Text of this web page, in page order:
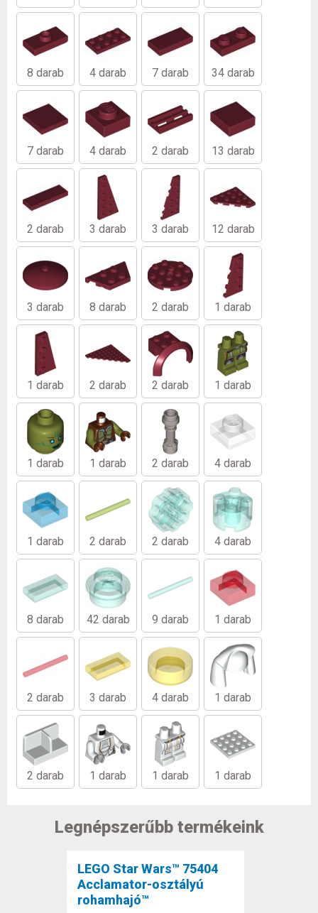
8 darab 4 darab 7 darab 34 darab
7 darab 4 darab 2 darab 13 darab
2 darab 3 darab 3 darab 12 darab
3 darab 8 darab 2 darab 1 darab
1 darab 2 darab 2 darab 1 darab
1 darab 1 darab 2 darab 4 darab
1 darab 2 darab 2 darab 4 darab
8 darab 42 darab 9 darab 1 darab
2 darab 3 darab 4 darab 1 darab
2 darab 1 darab 1 darab 1 darab
Legnépszerűbb termékeink
LEGO Star Wars™ 75404
Acclamator-osztályú
rohamhajó™